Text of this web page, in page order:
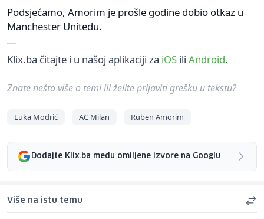
Podsjećamo, Amorim je prošle godine dobio otkaz u
Manchester Unitedu.
Klix.ba čitajte i u našoj aplikaciji za iOS ili Android.
Znate nešto više o temi ili želite prijaviti grešku u tekstu?
Luka Modrić AC Milan Ruben Amorim
Dodajte Klix.ba među omiljene izvore na Googlu
Više na istu temu